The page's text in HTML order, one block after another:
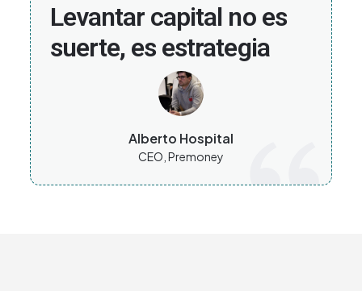
Levantar capital no es
suerte, es estrategia
Alberto Hospital
CEO, Premoney